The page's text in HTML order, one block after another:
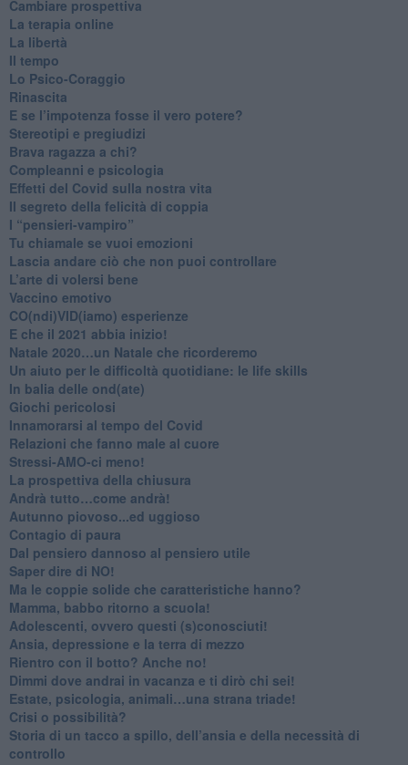
​Cambiare prospettiva
La terapia online
La libertà
​Il tempo
​Lo Psico-Coraggio
Rinascita
​E se l’impotenza fosse il vero potere?
Stereotipi e pregiudizi
​Brava ragazza a chi?
​Compleanni e psicologia
Effetti del Covid sulla nostra vita
Il segreto della felicità di coppia
​I “pensieri-vampiro”
​Tu chiamale se vuoi emozioni
​Lascia andare ciò che non puoi controllare
L’arte di volersi bene
​Vaccino emotivo
CO(ndi)VID(iamo) esperienze
​E che il 2021 abbia inizio!
​Natale 2020…un Natale che ricorderemo
Un aiuto per le difficoltà quotidiane: le life skills
​In balia delle ond(ate)
Giochi pericolosi
Innamorarsi al tempo del Covid
​Relazioni che fanno male al cuore
​Stressi-AMO-ci meno!
​La prospettiva della chiusura
​Andrà tutto…come andrà!
Autunno piovoso...ed uggioso
​Contagio di paura
​Dal pensiero dannoso al pensiero utile
​Saper dire di NO!
​Ma le coppie solide che caratteristiche hanno?
​Mamma, babbo ritorno a scuola!
Adolescenti, ovvero questi (s)conosciuti!
Ansia, depressione e la terra di mezzo
​Rientro con il botto? Anche no!
Dimmi dove andrai in vacanza e ti dirò chi sei!
​Estate, psicologia, animali…una strana triade!
​Crisi o possibilità?
​Storia di un tacco a spillo, dell’ansia e della necessità di
controllo